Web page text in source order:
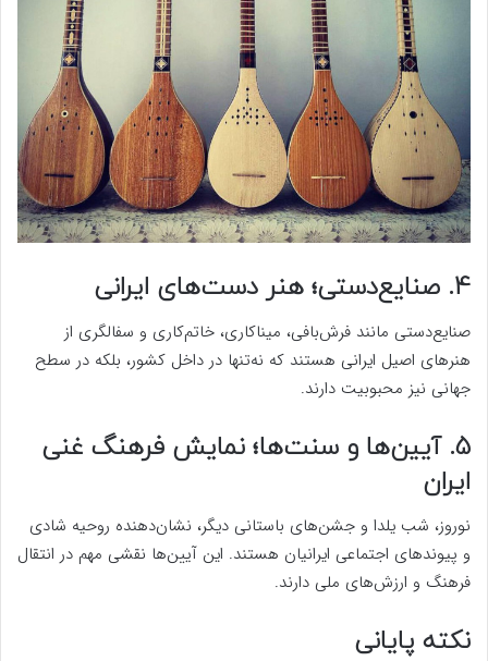
4. صنایع‌دستی؛ هنر دست‌های ایرانی
صنایع‌دستی مانند فرش‌بافی، میناکاری، خاتم‌کاری و سفالگری از
هنرهای اصیل ایرانی هستند که نه‌تنها در داخل کشور، بلکه در سطح
جهانی نیز محبوبیت دارند.
5. آیین‌ها و سنت‌ها؛ نمایش فرهنگ غنی
ایران
نوروز، شب یلدا و جشن‌های باستانی دیگر، نشان‌دهنده روحیه شادی
و پیوندهای اجتماعی ایرانیان هستند. این آیین‌ها نقشی مهم در انتقال
فرهنگ و ارزش‌های ملی دارند.
نکته پایانی